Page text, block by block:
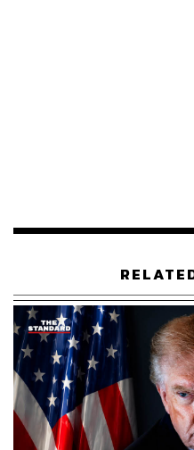
เริ่มต้น
กองบรร